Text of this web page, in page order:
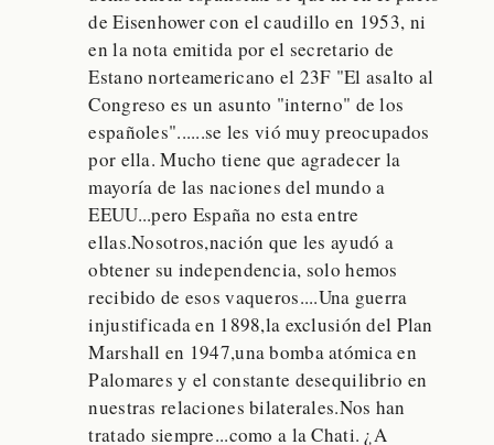
de Eisenhower con el caudillo en 1953, ni
en la nota emitida por el secretario de
Estano norteamericano el 23F "El asalto al
Congreso es un asunto "interno" de los
españoles"......se les vió muy preocupados
por ella. Mucho tiene que agradecer la
mayoría de las naciones del mundo a
EEUU...pero España no esta entre
ellas.Nosotros,nación que les ayudó a
obtener su independencia, solo hemos
recibido de esos vaqueros....Una guerra
injustificada en 1898,la exclusión del Plan
Marshall en 1947,una bomba atómica en
Palomares y el constante desequilibrio en
nuestras relaciones bilaterales.Nos han
tratado siempre...como a la Chati. ¿A